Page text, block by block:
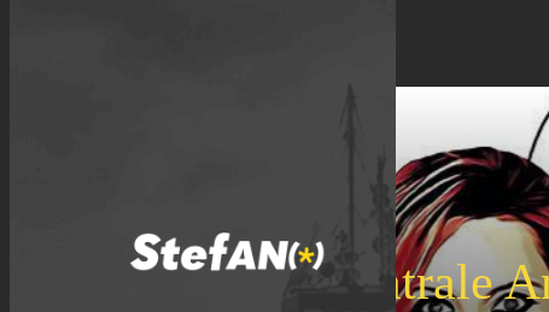
Spettacolo Teatrale